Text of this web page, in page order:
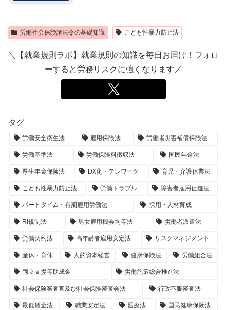
労働社会保険諸法令の基礎知識 こども性暴力防止法
＼【就業規則ラボ】就業規則の知識を毎日お届け！フォロ
ーすると労務リスクに強くなります／
タグ
労働安全衛生法 雇用保険法 労働者災害補償保険法
労働基準法 労働保険料徴収法 国民年金法
厚生年金保険法 DX化・テレワーク 育児・介護休業法
こども性暴力防止法 労働トラブル 障害者雇用促進法
パートタイム・有期雇用労働法 採用・人材育成
RI規制法 男女雇用機会均等法 労働者派遣法
労働契約法 高年齢者雇用安定法 リスクマネジメント
産休・育休 人的資本経営 健康保険法 労働組合法
両立支援等助成金 労働施策総合推進法
社会保険審査官及び社会保険審査会法 行政不服審査法
最低賃金法 職業安定法 医療法 国民健康保険法